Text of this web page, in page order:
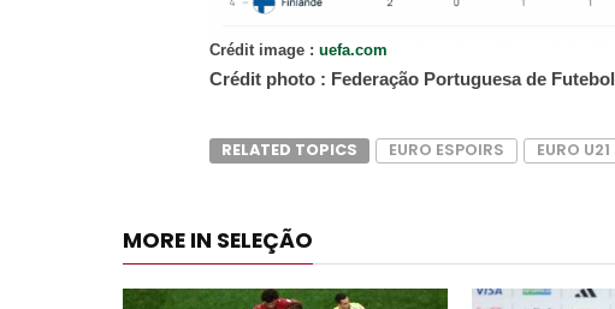
Crédit image : uefa.com
Crédit photo : Federação Portuguesa de Futebol
RELATED TOPICS EURO ESPOIRS EURO U21
MORE IN SELEÇÃO